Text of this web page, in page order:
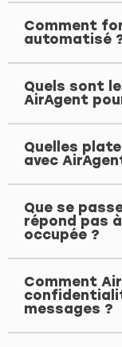
Comment
automatisé
Quels sont
AirAgent
Quelles
avec
Que se
répond pas
occupée ?
Comment
messages ?